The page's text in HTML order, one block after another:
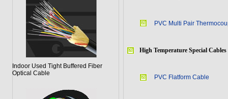
Indoor Used Tight Buffered Fiber
Optical Cable
PVC Multi Pair
High Temperature Special Cables
PVC Flatform Cable